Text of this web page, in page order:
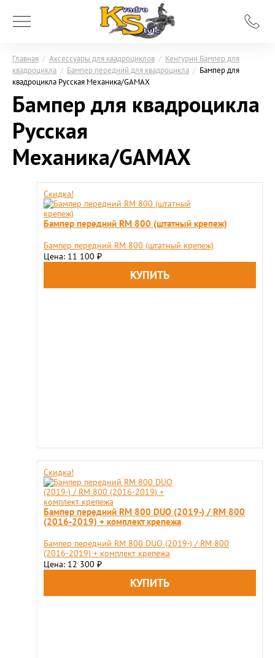
Главная / Аксессуары для квадроциклов / Кенгурин Бампер для
квадроцикла / Бампер передний для квадроцикла / Бампер для
квадроцикла Русская Механика/GAMAX
Бампер для квадроцикла
Русская
Механика/GAMAX
Скидка!
Бампер передний RM 800 (штатный крепеж)
Бампер передний RM 800 (штатный крепеж)
Цена: 11 100 ₽
Скидка!
Бампер передний RM 800 DUO (2019-) / RM 800
(2016-2019) + комплект крепежа
Бампер передний RM 800 DUO (2019-) / RM 800
(2016-2019) + комплект крепежа
Цена: 12 300 ₽